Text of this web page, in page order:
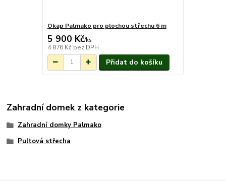
Okap Palmako pro plochou střechu 6 m
5 900 Kč/ks
4 876 Kč bez DPH
Přidat do košíku
Zahradní domek z kategorie
Zahradní domky Palmako
Pultová střecha